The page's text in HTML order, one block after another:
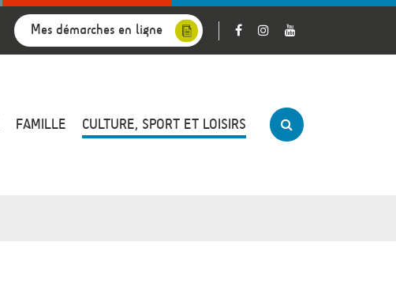
Mes démarches en ligne
FAMILLE CULTURE, SPORT ET LOISIRS